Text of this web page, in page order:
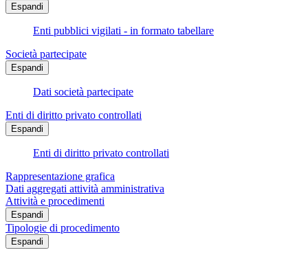
Espandi
Enti pubblici vigilati - in formato tabellare
Società partecipate
Espandi
Dati società partecipate
Enti di diritto privato controllati
Espandi
Enti di diritto privato controllati
Rappresentazione grafica
Dati aggregati attività amministrativa
Attività e procedimenti
Espandi
Tipologie di procedimento
Espandi